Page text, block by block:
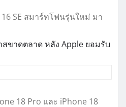
SE สมาร์ทโฟนรุ่นใหม่ มา
ขาดตลาด หลัง Apple ยอมรับ
18 Pro และ iPhone 18